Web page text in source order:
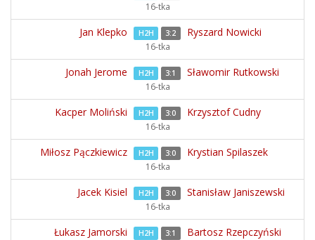
16-tka
Jan Klepko H2H 3:2 Ryszard Nowicki
16-tka
Jonah Jerome H2H 3:1 Sławomir Rutkowski
16-tka
Kacper Moliński H2H 3:0 Krzysztof Cudny
16-tka
Miłosz Pączkiewicz H2H 3:0 Krystian Spilaszek
16-tka
Jacek Kisiel H2H 3:0 Stanisław Janiszewski
16-tka
Łukasz Jamorski H2H 3:1 Bartosz Rzepczyński